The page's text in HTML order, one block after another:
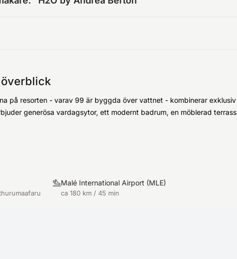
på resorten - varav 99 är byggda över vattnet - kombinerar
generösa vardagsytor, ett modernt badrum, en möblerad
Malé International Airport (MLE)
ca 180 km / 45 min